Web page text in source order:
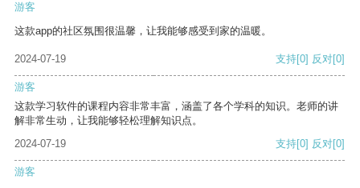
游客
这款app的社区氛围很温馨，让我能够感受到家的温暖。
2024-07-19 支持[0] 反对[0]
游客
这款学习软件的课程内容非常丰富，涵盖了各个学科的知识。老师的讲
解非常生动，让我能够轻松理解知识点。
2024-07-19
支持[0] 反对[0]
游客